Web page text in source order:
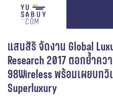
แสนสิริ จัดงาน Global
Research 2017 ตอกย้ำคว
98Wireless พร้อมเผยบทวิ
Superluxury